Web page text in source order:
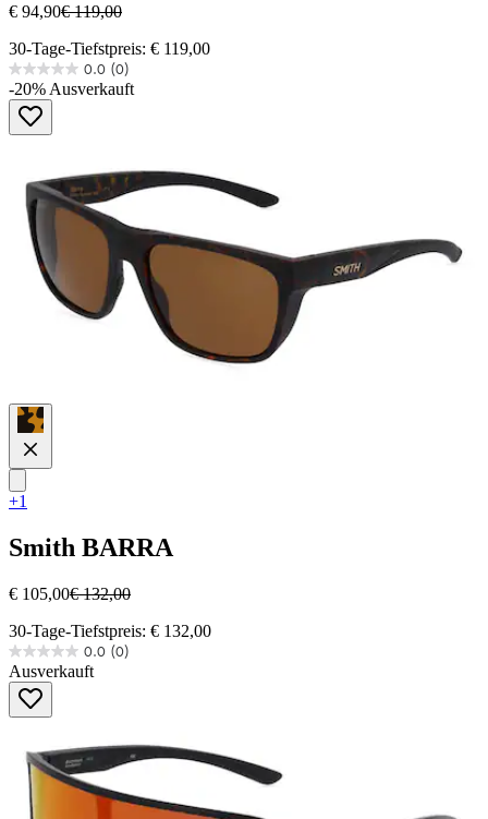
€ 94,90€ 119,00
30-Tage-Tiefstpreis: € 119,00
0.0 (0)
0.0
von
Sternen.
-20% Ausverkauft
+1
Smith BARRA
€ 105,00€ 132,00
30-Tage-Tiefstpreis: € 132,00
0.0 (0)
0.0
von
Sternen.
Ausverkauft